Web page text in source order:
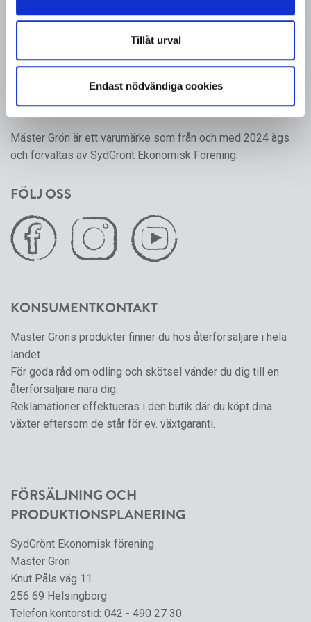
Tillåt urval
Endast nödvändiga cookies
MÄSTER GRÖN
Sveriges i särklass största, tillika odlarägda, leverantör av
kruk- och utplanteringsväxter. Mäster Gröns rötter går
grönsaker och prydnadsväxter gick ihop för att skapa en
gemensam försäljningsorganisation.
Mäster Grön är ett varumärke som från och med 2024 ägs
och förvaltas av SydGrönt Ekonomisk Förening.
FÖLJ OSS
KONSUMENTKONTAKT
Mäster Gröns produkter finner du hos återförsäljare i hela
landet.
För goda råd om odling och skötsel vänder du dig till en
återförsäljare nära dig.
Reklamationer effektueras i den butik där du köpt dina
växter eftersom de står för ev. växtgaranti.
FÖRSÄLJNING OCH
PRODUKTIONSPLANERING
SydGrönt Ekonomisk förening
Mäster Grön
Knut Påls väg 11
256 69 Helsingborg
Telefon kontorstid: 042 - 490 27 30